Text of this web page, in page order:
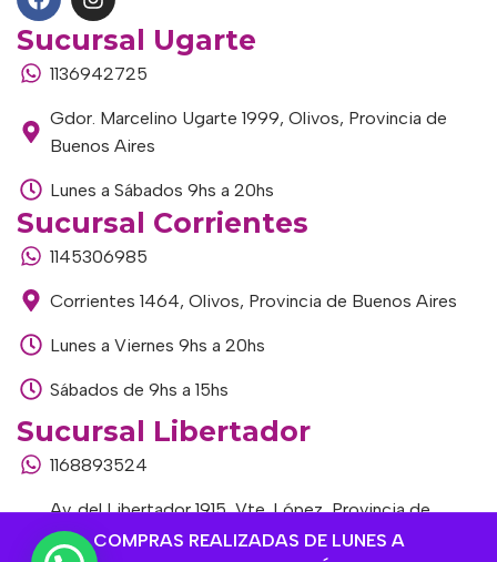
COMPRAS REALIZADAS DE LUNES A
Sucursal Ugarte
1136942725
Gdor. Marcelino Ugarte 1999, Olivos, Provincia de
Buenos Aires
Lunes a Sábados 9hs a 20hs
Sucursal Corrientes
1145306985
Corrientes 1464, Olivos, Provincia de Buenos Aires
Lunes a Viernes 9hs a 20hs
Sábados de 9hs a 15hs
Sucursal Libertador
1168893524
Av. del Libertador 1915, Vte. López, Provincia de
Buenos Aires